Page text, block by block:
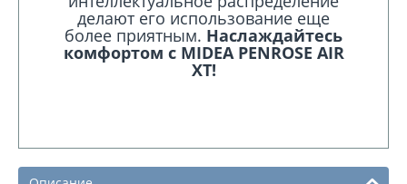
делают его использование еще
более приятным. Наслаждайтесь
комфортом с MIDEA PENROSE AIR
XT!